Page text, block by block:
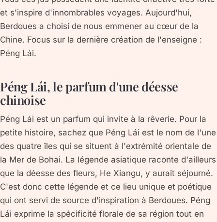
et s'inspire d'innombrables voyages. Aujourd'hui,
Berdoues a choisi de nous emmener au cœur de la
Chine. Focus sur la dernière création de l'enseigne :
Péng Lái.
Péng Lái, le parfum d'une déesse
chinoise
Péng Lái est un parfum qui invite à la rêverie. Pour la
petite histoire, sachez que Péng Lái est le nom de l'une
des quatre îles qui se situent à l'extrémité orientale de
la Mer de Bohai. La légende asiatique raconte d'ailleurs
que la déesse des fleurs, He Xiangu, y aurait séjourné.
C'est donc cette légende et ce lieu unique et poétique
qui ont servi de source d'inspiration à Berdoues. Péng
Lái exprime la spécificité florale de sa région tout en